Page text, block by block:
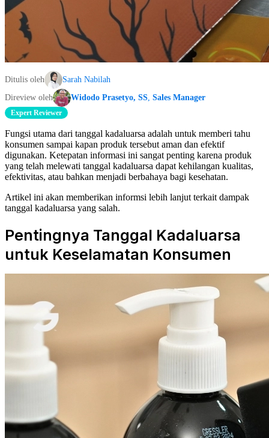
Ditulis oleh
Sarah Nabilah
Direview oleh
Widodo Prasetyo, SS Sales Manager
Expert Reviewer
Fungsi utama dari tanggal kadaluarsa adalah untuk memberi tahu
konsumen sampai kapan produk tersebut aman dan efektif
digunakan. Ketepatan informasi ini sangat penting karena produk
yang telah melewati tanggal kadaluarsa dapat kehilangan kualitas,
efektivitas, atau bahkan menjadi berbahaya bagi kesehatan.
Artikel ini akan memberikan informsi lebih lanjut terkait dampak
tanggal kadaluarsa yang salah.
Pentingnya Tanggal Kadaluarsa
untuk Keselamatan Konsumen